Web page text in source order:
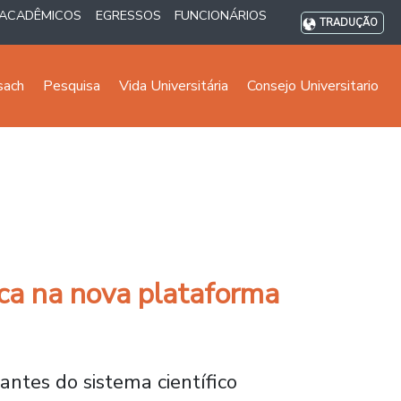
EGRESSOS FUNCIONÁRIOS TRADUÇÃO
Pesquisa Vida Universitária Consejo Universitario
na nova plataforma
do sistema científico